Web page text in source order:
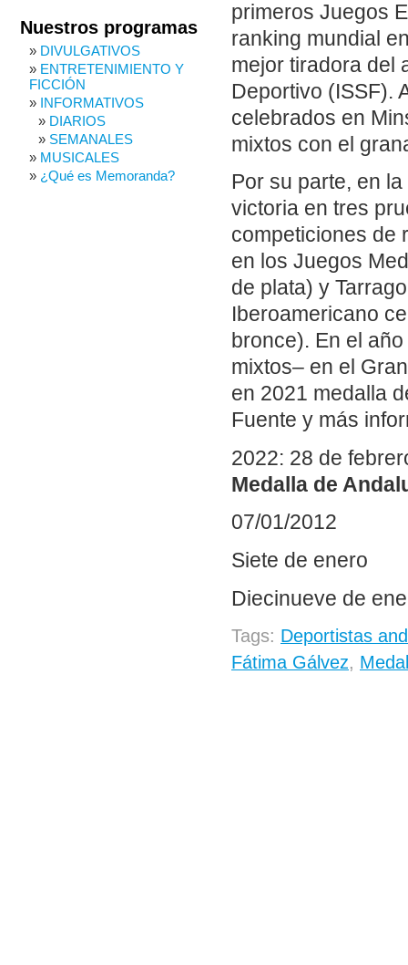
primeros Juegos
ranking mundial
mejor tiradora del
Deportivo (ISSF).
celebrados en
mixtos con el
Por su parte, en
victoria en tres
competiciones de
en los Juegos
de plata) y
Iberoamericano
bronce). En el
mixtos– en el
en 2021 medalla
Fuente y más
2022: 28 de
Medalla de
07/01/2012
Siete de enero
Diecinueve de
Tags: Deportistas
Fátima Gálvez,
Nuestros programas
DIVULGATIVOS
ENTRETENIMIENTO Y
FICCIÓN
INFORMATIVOS
DIARIOS
SEMANALES
MUSICALES
¿Qué es Memoranda?